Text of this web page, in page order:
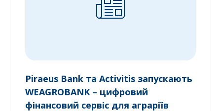
Piraeus Bank та Activitis запускають
WEAGROBANK – цифровий
фінансовий сервіс для аграріїв